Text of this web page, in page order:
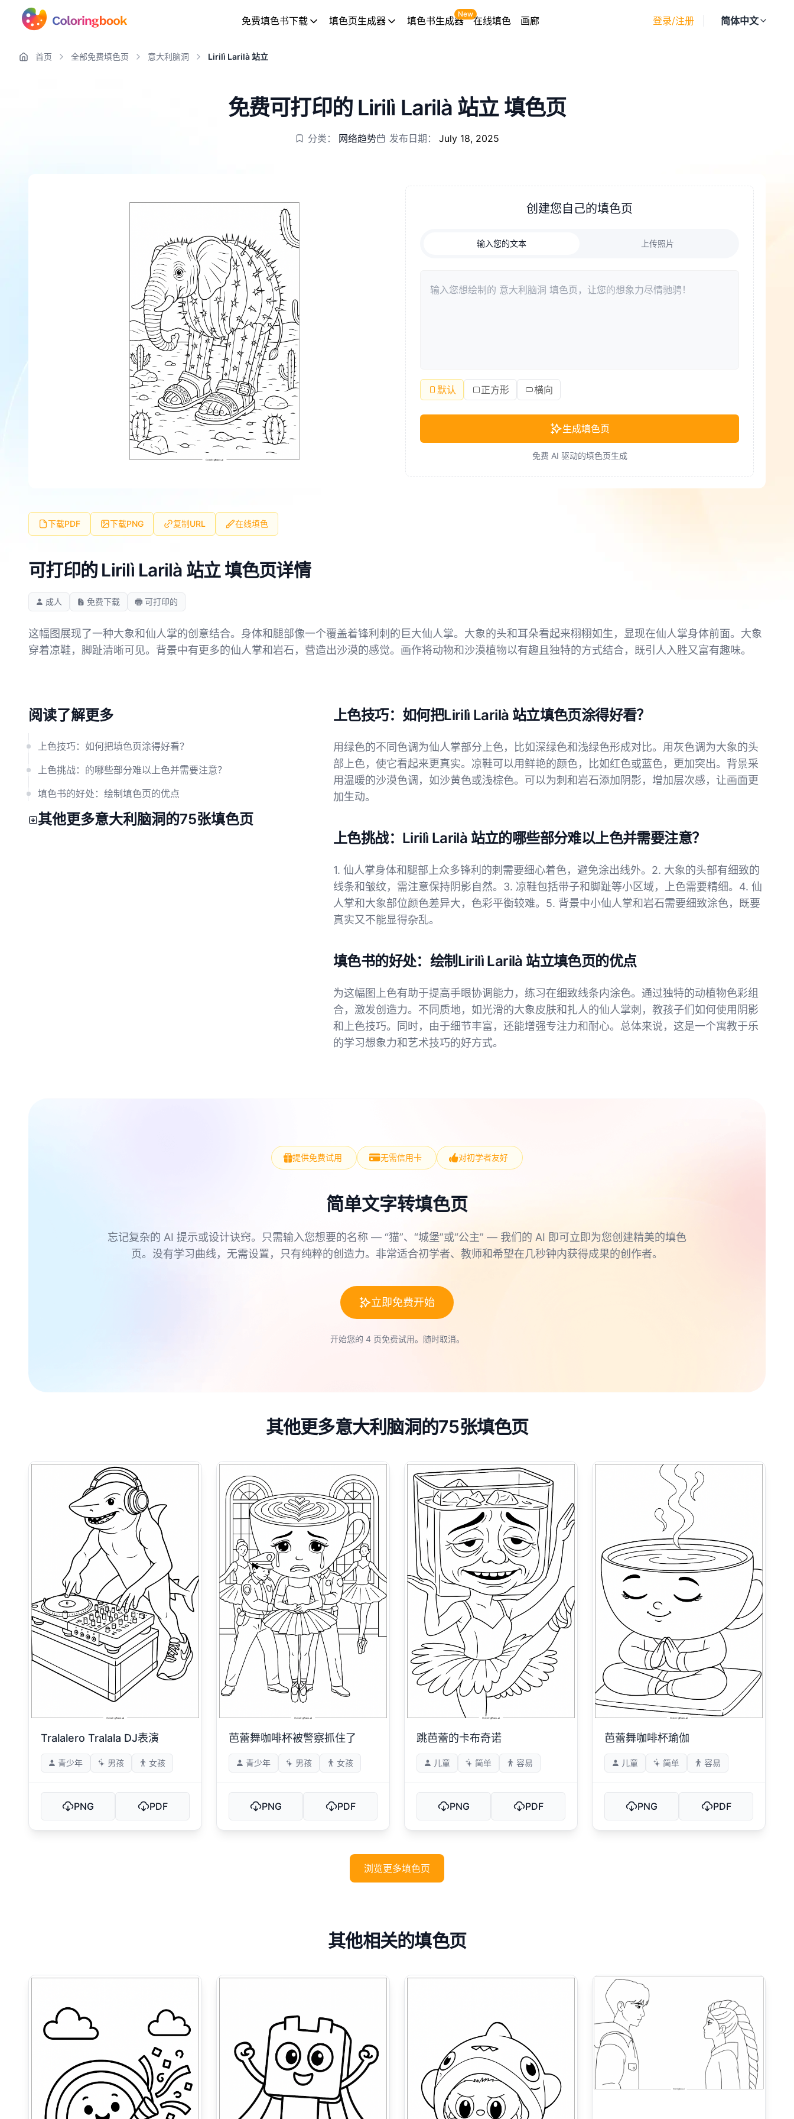
登录/注册 简体中文
免费填色书下载 填色页生成器 填色书生成器
New
在线填色 画廊
首页 全部免费填色页 意大利脑洞 Lirilì Larilà 站立
免费可打印的 Lirilì Larilà 站立 填色页
分类： 网络趋势 发布日期： July 18, 2025
创建您自己的填色页
输入您的文本 上传照片
默认 正方形 横向
生成填色页
免费 AI 驱动的填色页生成
下载PDF 下载PNG 复制URL 在线填色
可打印的 Lirilì Larilà 站立 填色页详情
成人 免费下载 可打印的
这幅图展现了一种大象和仙人掌的创意结合。身体和腿部像一个覆盖着锋利刺的巨大仙人掌。大象的头和耳朵看起来栩栩如生，显现在仙人掌身体前面。大象
穿着凉鞋，脚趾清晰可见。背景中有更多的仙人掌和岩石，营造出沙漠的感觉。画作将动物和沙漠植物以有趣且独特的方式结合，既引人入胜又富有趣味。
阅读了解更多
上色技巧：如何把填色页涂得好看？
上色挑战：的哪些部分难以上色并需要注意？
填色书的好处：绘制填色页的优点
其他更多意大利脑洞的75张填色页
上色技巧：如何把Lirilì Larilà 站立填色页涂得好看？
用绿色的不同色调为仙人掌部分上色，比如深绿色和浅绿色形成对比。用灰色调为大象的头
部上色，使它看起来更真实。凉鞋可以用鲜艳的颜色，比如红色或蓝色，更加突出。背景采
用温暖的沙漠色调，如沙黄色或浅棕色。可以为刺和岩石添加阴影，增加层次感，让画面更
加生动。
上色挑战：Lirilì Larilà 站立的哪些部分难以上色并需要注意？
1. 仙人掌身体和腿部上众多锋利的刺需要细心着色，避免涂出线外。2. 大象的头部有细致的
线条和皱纹，需注意保持阴影自然。3. 凉鞋包括带子和脚趾等小区域，上色需要精细。4. 仙
人掌和大象部位颜色差异大，色彩平衡较难。5. 背景中小仙人掌和岩石需要细致涂色，既要
真实又不能显得杂乱。
填色书的好处：绘制Lirilì Larilà 站立填色页的优点
为这幅图上色有助于提高手眼协调能力，练习在细致线条内涂色。通过独特的动植物色彩组
合，激发创造力。不同质地，如光滑的大象皮肤和扎人的仙人掌刺，教孩子们如何使用阴影
和上色技巧。同时，由于细节丰富，还能增强专注力和耐心。总体来说，这是一个寓教于乐
的学习想象力和艺术技巧的好方式。
提供免费试用 无需信用卡 对初学者友好
简单文字转填色页
忘记复杂的 AI 提示或设计诀窍。只需输入您想要的名称 — “猫”、“城堡”或“公主” — 我们的 AI 即可立即为您创建精美的填色
页。没有学习曲线，无需设置，只有纯粹的创造力。非常适合初学者、教师和希望在几秒钟内获得成果的创作者。
立即免费开始
开始您的 4 页免费试用。随时取消。
其他更多意大利脑洞的75张填色页
Tralalero Tralala DJ表演
青少年 男孩 女孩
PNG PDF
芭蕾舞咖啡杯被警察抓住了
青少年 男孩 女孩
PNG PDF
跳芭蕾的卡布奇诺
儿童 简单 容易
PNG PDF
芭蕾舞咖啡杯瑜伽
儿童 简单 容易
PNG PDF
浏览更多填色页
其他相关的填色页